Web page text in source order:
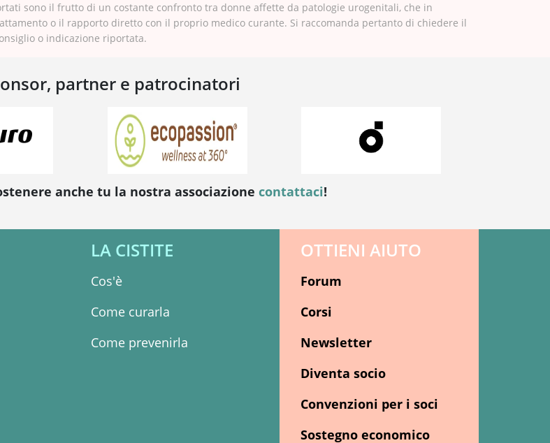
sono il frutto di un costante confronto tra donne affette da patologie urogenitali, che in
o il rapporto diretto con il proprio medico curante. Si raccomanda pertanto di chiedere il
o indicazione riportata.
partner e patrocinatori
anche tu la nostra associazione contattaci!
LA CISTITE
Cos'è
Come curarla
Come prevenirla
OTTIENI AIUTO
Forum
Corsi
Newsletter
Diventa socio
Convenzioni per i soci
Sostegno economico